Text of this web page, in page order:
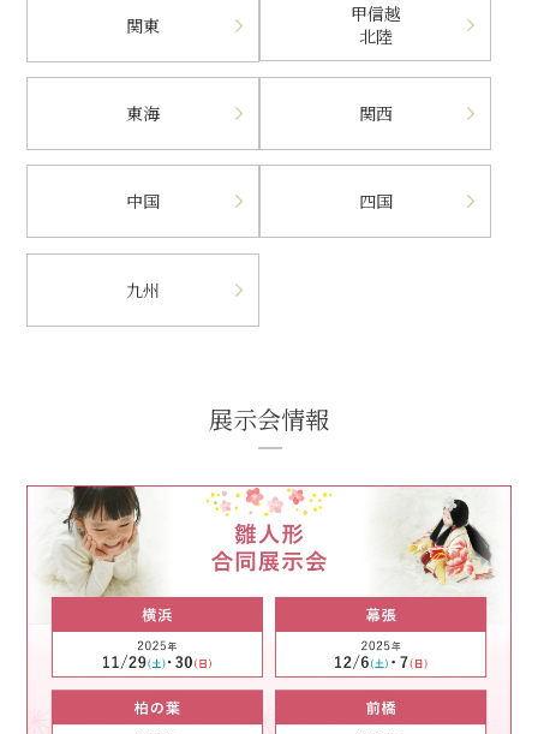
関東
甲信越
北陸
東海 関西
中国 四国
九州
展示会情報